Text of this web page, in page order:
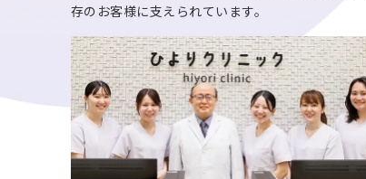
存のお客様に支えられています。